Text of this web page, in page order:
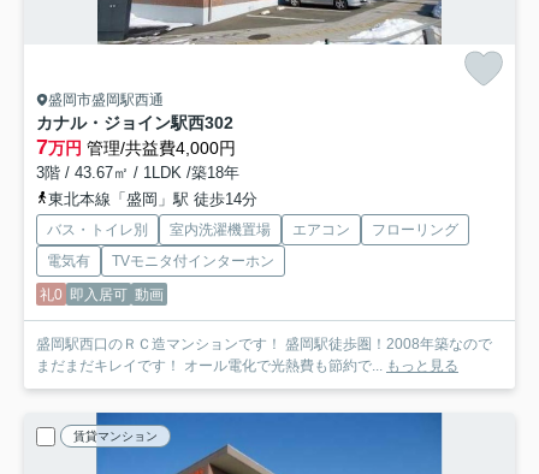
盛岡市盛岡駅西通
カナル・ジョイン駅西302
7万円 管理/共益費4,000円
3階 / 43.67㎡ / 1LDK /築18年
東北本線「盛岡」駅 徒歩14分
バス・トイレ別 室内洗濯機置場 エアコン
フローリング
電気有
TVモニタ付インターホン
礼0 即入居可 動画
盛岡駅西口のＲＣ造マンションです！ 盛岡駅徒歩圏！2008年築なので
まだまだキレイです！ オール電化で光熱費も節約で... もっと見る
賃貸マンション